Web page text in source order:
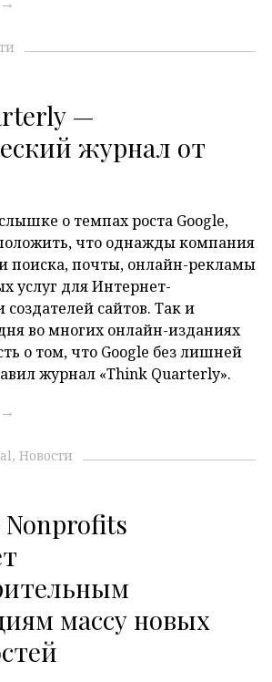
—
журнал от
о темпах роста Google,
что однажды компания
поиска, почты, онлайн-рекламы
услуг для Интернет-
создателей сайтов. Так и
во многих онлайн-изданиях
о том, что Google без лишней
журнал «Think Quarterly».
→
Новости
Nonprofits
массу новых